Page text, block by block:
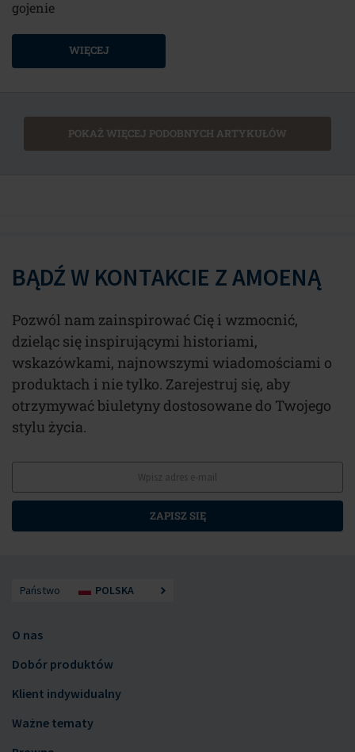
gojenie
WIĘCEJ
POKAŻ WIĘCEJ PODOBNYCH ARTYKUŁÓW
BĄDŹ W KONTAKCIE Z AMOENĄ
Pozwól nam zainspirować Cię i wzmocnić,
dzieląc się inspirującymi historiami,
wskazówkami, najnowszymi wiadomościami o
produktach i nie tylko. Zarejestruj się, aby
otrzymywać biuletyny dostosowane do Twojego
stylu życia.
ZAPISZ SIĘ
Państwo POLSKA
O nas
Dobór produktów
Klient indywidualny
Ważne tematy